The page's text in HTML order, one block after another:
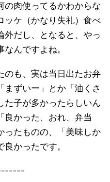
の肉使ってるかわからな
ッケ（かなり失礼）食べ
外だし、となると、やっ
んですよね。
のも、実は当日出たお弁
まずいー」とか「油くさ
た子が多かったらしいん
良かった、おれ、弁当
ったものの、「美味しか
かったです。